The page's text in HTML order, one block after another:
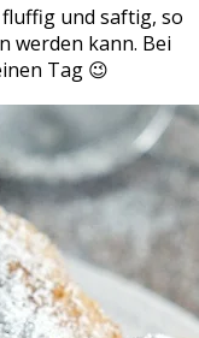
und saftig, so
werden kann. Bei
Tag 😉